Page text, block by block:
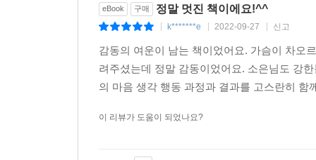
eBook 구매 정말 멋진 책이에요!^^
k*******e 2022-09-27 신고
감동의 여운이 남는 책이었어요. 가슴이 차오
려주셨는데 정말 감동이었어요. 소은님도 강
의 마음 생각 행동 과정과 결과를 고스란히
이 리뷰가 도움이 되었나요?